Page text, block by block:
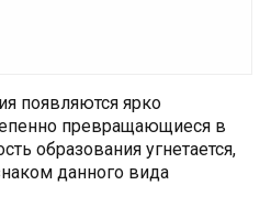
появляются ярко
превращающиеся в
образования угнетается,
данного вида